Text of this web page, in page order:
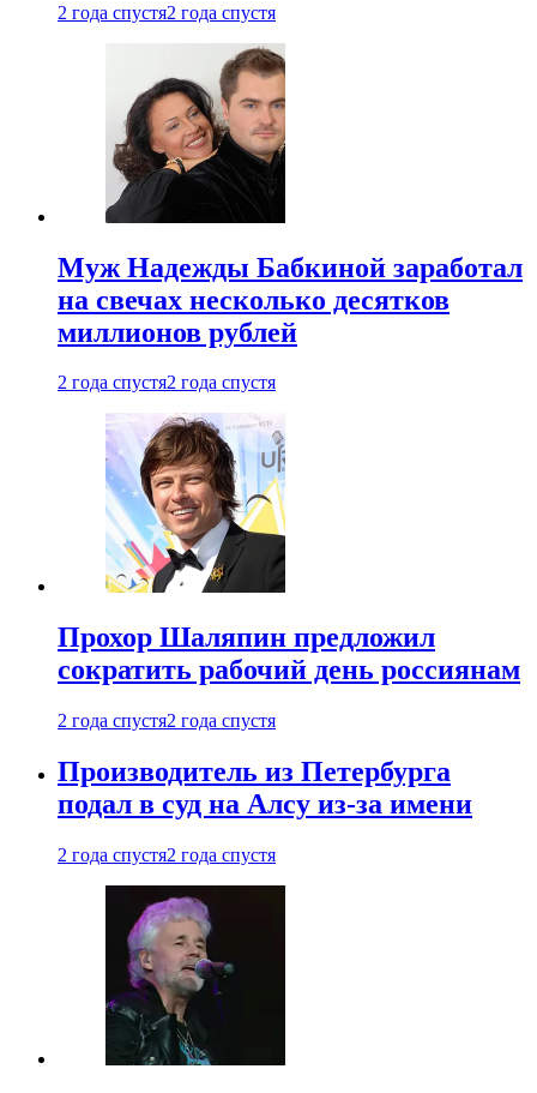
2 года спустя2 года спустя
Муж Надежды Бабкиной заработал
на свечах несколько десятков
миллионов рублей
2 года спустя2 года спустя
Прохор Шаляпин предложил
сократить рабочий день россиянам
2 года спустя2 года спустя
Производитель из Петербурга
подал в суд на Алсу из-за имени
2 года спустя2 года спустя